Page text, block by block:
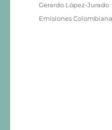
Autor
Gerardo López-Jurado
Publicado
Categorías
Emisiones